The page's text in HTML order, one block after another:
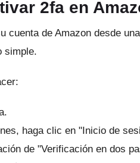
2fa en
cuenta de Amazon desde
simple.
haga clic en "Inicio de
de "Verificación en dos